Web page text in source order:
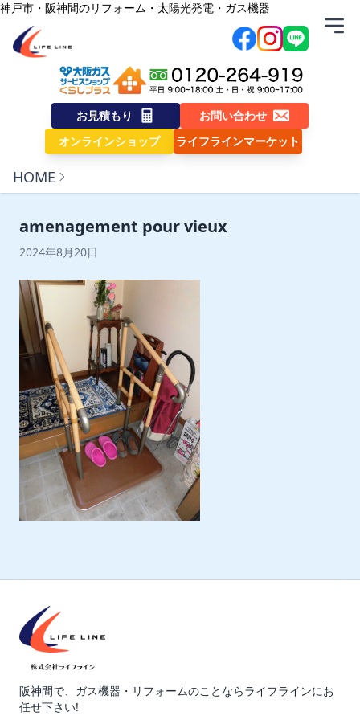
内容をスキップ
神戸市・阪神間のリフォーム・太陽光発電・ガス機器
株式会社ライフライン
お見積もり
お問い合わせ
オンラインショップ
ライフラインマーケット
HOME
amenagement pour vieux
2024年8月20日
阪神間で、ガス機器・リフォームのことならライフラインにお
任せ下さい!